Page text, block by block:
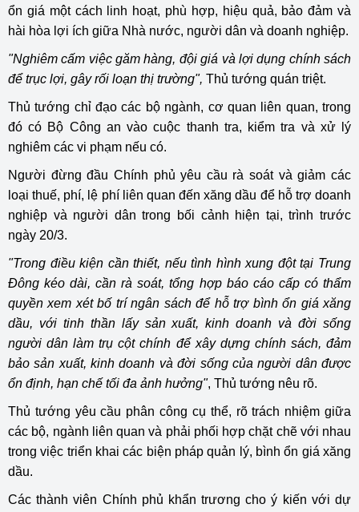
ổn giá một cách linh hoạt, phù hợp, hiệu quả, bảo đảm và
hài hòa lợi ích giữa Nhà nước, người dân và doanh nghiệp.
"Nghiêm cấm việc găm hàng, đội giá và lợi dụng chính sách
để trục lợi, gây rối loạn thị trường", Thủ tướng quán triệt.
Thủ tướng chỉ đạo các bộ ngành, cơ quan liên quan, trong
đó có Bộ Công an vào cuộc thanh tra, kiểm tra và xử lý
nghiêm các vi phạm nếu có.
Người đừng đầu Chính phủ yêu cầu rà soát và giảm các
loại thuế, phí, lệ phí liên quan đến xăng dầu để hỗ trợ doanh
nghiệp và người dân trong bối cảnh hiện tại, trình trước
ngày 20/3.
"Trong điều kiện cần thiết, nếu tình hình xung đột tại Trung
Đông kéo dài, cần rà soát, tổng hợp báo cáo cấp có thẩm
quyền xem xét bố trí ngân sách để hỗ trợ bình ổn giá xăng
dầu, với tinh thần lấy sản xuất, kinh doanh và đời sống
người dân làm trụ cột chính để xây dựng chính sách, đảm
bảo sản xuất, kinh doanh và đời sống của người dân được
ổn định, hạn chế tối đa ảnh hưởng", Thủ tướng nêu rõ.
Thủ tướng yêu cầu phân công cụ thể, rõ trách nhiệm giữa
các bộ, ngành liên quan và phải phối hợp chặt chẽ với nhau
trong việc triển khai các biện pháp quản lý, bình ổn giá xăng
dầu.
Các thành viên Chính phủ khẩn trương cho ý kiến với dự